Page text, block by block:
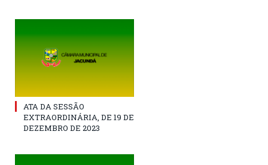
ATA DA SESSÃO
EXTRAORDINÁRIA, DE 19 DE
DEZEMBRO DE 2023